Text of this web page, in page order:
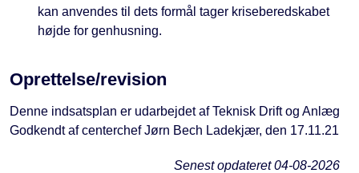
kan anvendes til dets formål tager kriseberedskabet
højde for genhusning.
Oprettelse/revision
Denne indsatsplan er udarbejdet af Teknisk Drift og Anlæg
Godkendt af centerchef Jørn Bech Ladekjær, den 17.11.21
Senest opdateret04-08-2026